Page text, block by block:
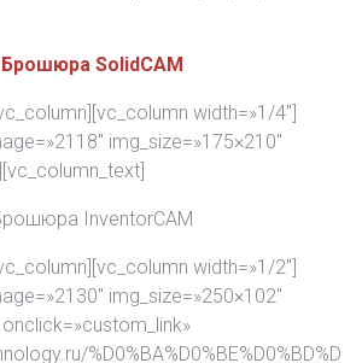
Брошюра SolidCAM
width=»1/4″]
img_size=»175×210″
InventorCAM
width=»1/2″]
img_size=»250×102″
%D0%BA%D0%BE%D0%BD%D